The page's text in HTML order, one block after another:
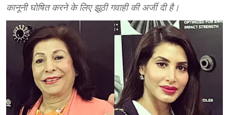
कानूनी घोषित करने के लिए झूठी गवाही की अर्जी दी है।